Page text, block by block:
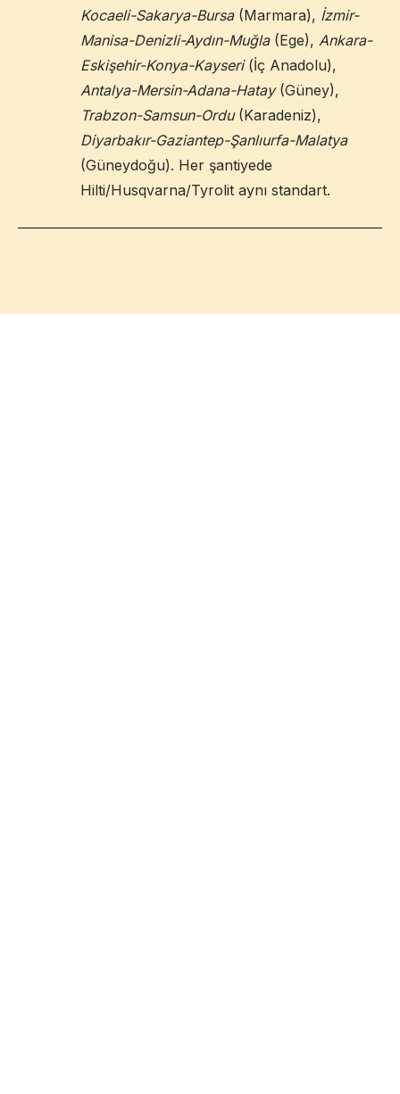
Kocaeli-Sakarya-Bursa(Marmara), İzmir-
Manisa-Denizli-Aydın-Muğla(Ege), Ankara-
Eskişehir-Konya-Kayseri(İç Anadolu),
Antalya-Mersin-Adana-Hatay(Güney),
Trabzon-Samsun-Ordu(Karadeniz),
Diyarbakır-Gaziantep-Şanlıurfa-Malatya
(Güneydoğu). Her şantiyede
Hilti/Husqvarna/Tyrolit aynı standart.